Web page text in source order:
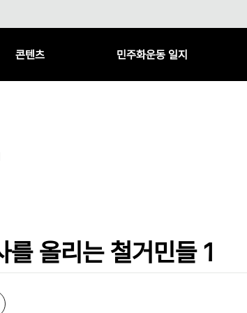
콘텐츠 민주화운동 일지
올리는 철거민들 1